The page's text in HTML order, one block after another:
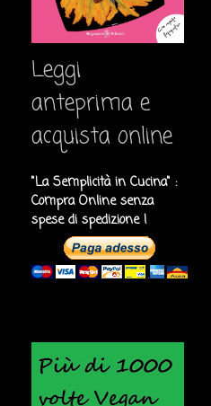
Leggi
anteprima e
acquista online
"La Semplicità in Cucina" :
Compra Online senza
spese di spedizione !